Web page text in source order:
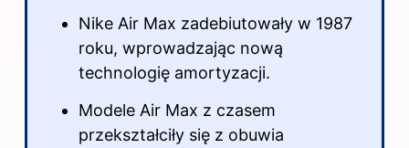
Nike Air Max zadebiutowały w 1987
roku, wprowadzając nową
technologię amortyzacji.
Modele Air Max z czasem
przekształciły się z obuwia